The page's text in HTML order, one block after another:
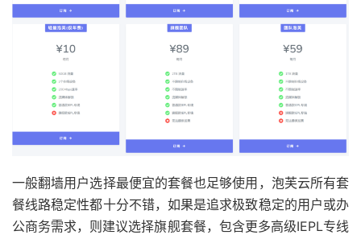
一般翻墙用户选择最便宜的套餐也足够使用，泡芙云所有套
餐线路稳定性都十分不错，如果是追求极致稳定的用户或办
公商务需求，则建议选择旗舰套餐，包含更多高级IEPL专线